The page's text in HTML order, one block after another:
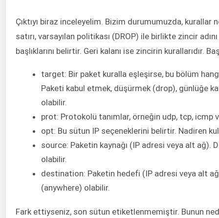
Çıktıyı biraz inceleyelim. Bizim durumumuzda, kurallar
satırı, varsayılan politikası (DROP) ile birlikte zincir
başlıklarını belirtir. Geri kalanı ise zincirin kurallarıdır.
target: Bir paket kuralla eşleşirse, bu bölüm
Paketi kabul etmek, düşürmek (drop), günlüğe
olabilir.
prot: Protokolü tanımlar, örneğin udp, tcp, icmp
opt: Bu sütun IP seçeneklerini belirtir. Nadiren
source: Paketin kaynağı (IP adresi veya alt ağ).
olabilir.
destination: Paketin hedefi (IP adresi veya alt
(anywhere) olabilir.
Fark ettiyseniz, son sütun etiketlenmemiştir. Bunun